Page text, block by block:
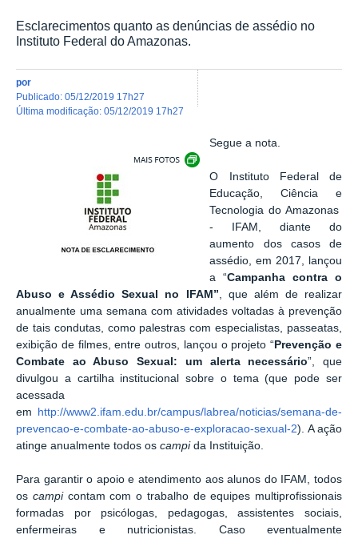
Esclarecimentos quanto as denúncias de assédio no
Instituto Federal do Amazonas.
por
publicado: 05/12/2019 17h27
última modificação: 05/12/2019 17h27
Segue a nota.
O Instituto Federal de
Educação, Ciência e
Tecnologia do Amazonas
- IFAM, diante do
aumento dos casos de
assédio, em 2017, lançou
a “Campanha contra o
Abuso e Assédio Sexual no IFAM” , que além de realizar
anualmente uma semana com atividades voltadas à prevenção
de tais condutas, como palestras com especialistas, passeatas,
exibição de filmes, entre outros, lançou o projeto “ Prevenção e
Combate ao Abuso Sexual: um alerta necessário”, que
divulgou a cartilha institucional sobre o tema (que pode ser
acessada
em
http://www2.ifam.edu.br/campus/labrea/noticias/semana-de-
prevencao-e-combate-ao-abuso-e-exploracao-sexual-2). A ação
atinge anualmente todos os campi da Instituição.
Para garantir o apoio e atendimento aos alunos do IFAM, todos
os campi contam com o trabalho de equipes multiprofissionais
formadas por psicólogas, pedagogas, assistentes sociais,
enfermeiras e nutricionistas. Caso eventualmente